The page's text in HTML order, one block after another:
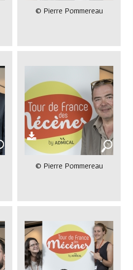
© Pierre Pommereau
© Pierre Pommereau